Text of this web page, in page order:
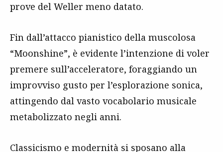
prove del Weller meno datato.
Fin dall’attacco pianistico della muscolosa
“Moonshine”, è evidente l’intenzione di voler
premere sull’acceleratore, foraggiando un
improvviso gusto per l’esplorazione sonica,
attingendo dal vasto vocabolario musicale
metabolizzato negli anni.
Classicismo e modernità si sposano alla